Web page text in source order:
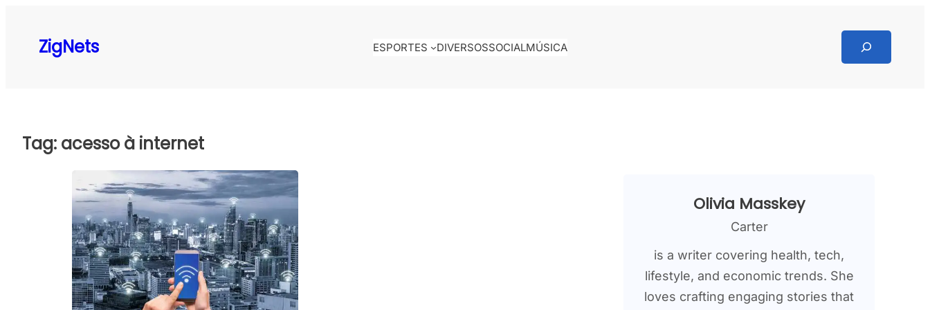
ZigNets ESPORTES DIVERSOSSOCIALMÚSICA
Search
Tag: acesso à internet
Olivia Masskey
Carter
is a writer covering health, tech,
lifestyle, and economic trends. She
loves crafting engaging stories that